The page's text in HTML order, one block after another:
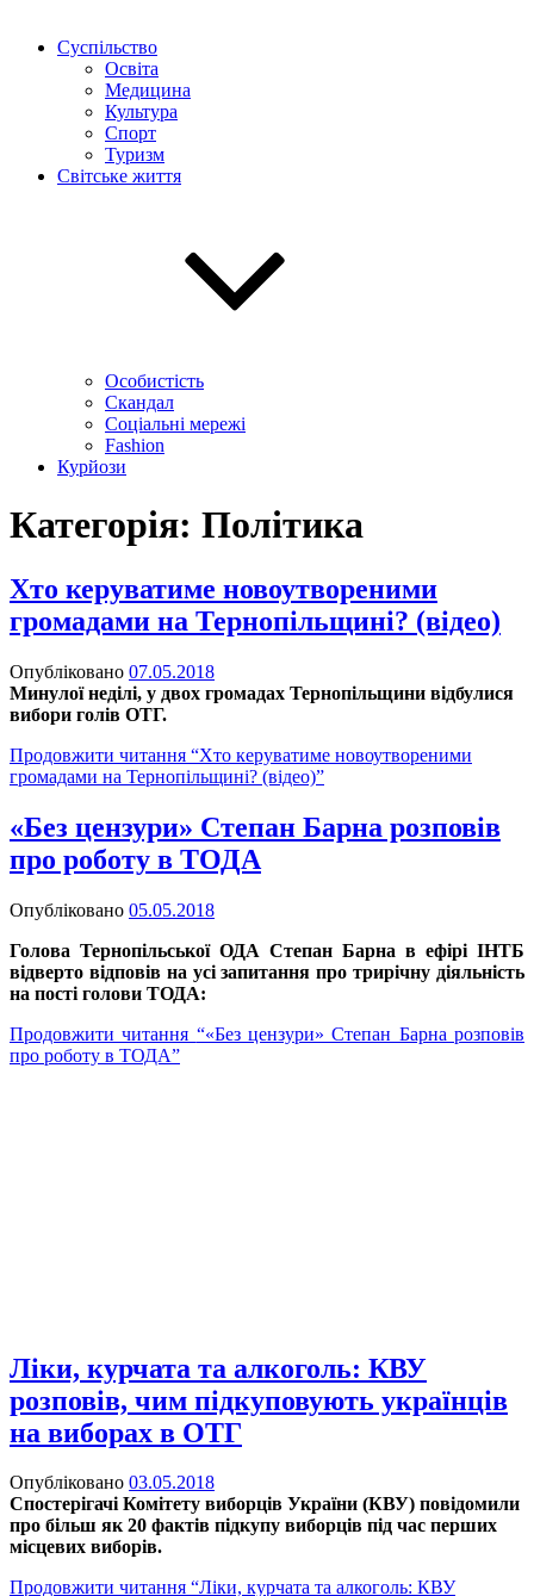
Суспільство
Освіта
Медицина
Культура
Спорт
Туризм
Світське життя
Особистість
Скандал
Соціальні мережі
Fashion
Курйози
Категорія: Політика
Хто керуватиме новоутвореними
громадами на Тернопільщині? (відео)
Опубліковано 07.05.2018
Минулої неділі, у двох громадах Тернопільщини відбулися
вибори голів ОТГ.
Продовжити читання “Хто керуватиме новоутвореними
громадами на Тернопільщині? (відео)”
«Без цензури» Степан Барна розповів
про роботу в ТОДА
Опубліковано 05.05.2018
Голова Тернопільської ОДА Степан Барна в ефірі ІНТБ
відверто відповів на усі запитання про трирічну діяльність
на пості голови ТОДА:
Продовжити читання “«Без цензури» Степан Барна розповів
про роботу в ТОДА”
Ліки, курчата та алкоголь: КВУ
розповів, чим підкуповують українців
на виборах в ОТГ
Опубліковано 03.05.2018
Спостерігачі Комітету виборців України (КВУ) повідомили
про більш як 20 фактів підкупу виборців під час перших
місцевих виборів.
Продовжити читання “Ліки, курчата та алкоголь: КВУ